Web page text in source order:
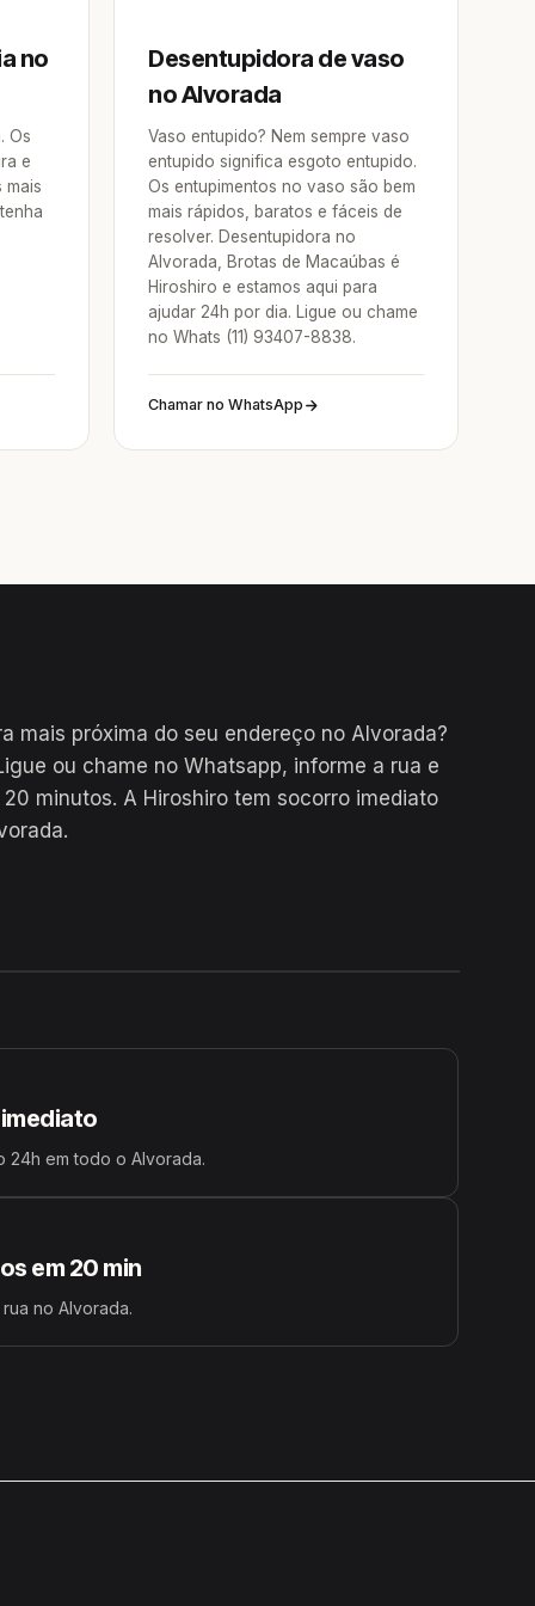
no
Os
e
mais
Desentupidora de vaso
no Alvorada
Vaso entupido? Nem sempre vaso
entupido significa esgoto entupido.
Os entupimentos no vaso são bem
mais rápidos, baratos e fáceis de
resolver. Desentupidora no
Alvorada, Brotas de Macaúbas é
Hiroshiro e estamos aqui para
ajudar 24h por dia. Ligue ou chame
no Whats (11) 93407-8838.
Chamar no WhatsApp
mais próxima do seu endereço no Alvorada?
ou chame no Whatsapp, informe a rua e
minutos. A Hiroshiro tem socorro imediato
24h em todo o Alvorada.
em 20 min
no Alvorada.